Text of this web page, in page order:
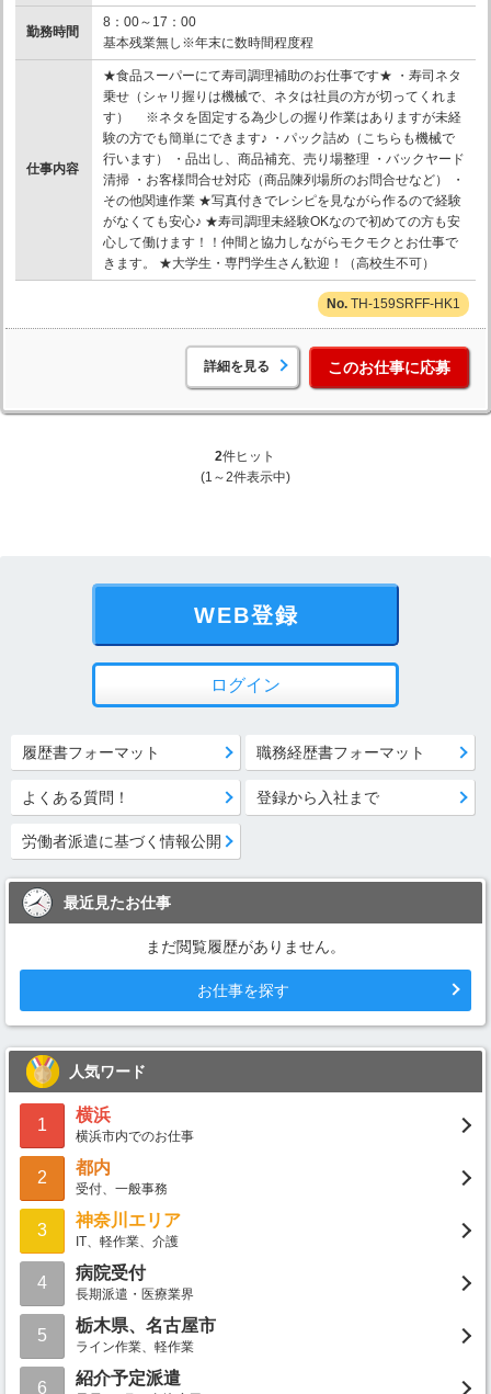
勤務時間
8：00～17：00
基本残業無し※年末に数時間程度程
仕事内容
★食品スーパーにて寿司調理補助のお仕事です★ ・寿司ネタ
乗せ（シャリ握りは機械で、ネタは社員の方が切ってくれま
す） ※ネタを固定する為少しの握り作業はありますが未経
験の方でも簡単にできます♪ ・パック詰め（こちらも機械で
行います） ・品出し、商品補充、売り場整理 ・バックヤード
清掃 ・お客様問合せ対応（商品陳列場所のお問合せなど） ・
その他関連作業 ★写真付きでレシピを見ながら作るので経験
がなくても安心♪ ★寿司調理未経験OKなので初めての方も安
心して働けます！！仲間と協力しながらモクモクとお仕事で
きます。 ★大学生・専門学生さん歓迎！（高校生不可）
TH-159SRFF-HK1
詳細を見る このお仕事に応募
2件ヒット
(1～2件表示中)
WEB登録
ログイン
履歴書フォーマット 職務経歴書フォーマット
よくある質問！ 登録から入社まで
労働者派遣に基づく情報公開
最近見たお仕事
まだ閲覧履歴がありません。
お仕事を探す
人気ワード
1
横浜
横浜市内でのお仕事
2
都内
受付、一般事務
3
神奈川エリア
IT、軽作業、介護
4
病院受付
長期派遣・医療業界
5
栃木県、名古屋市
ライン作業、軽作業
6
紹介予定派遣